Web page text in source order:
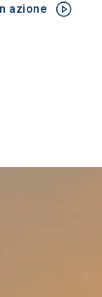
azione